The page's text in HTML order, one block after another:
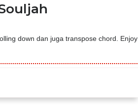
down dan juga transpose chord. Enjoy